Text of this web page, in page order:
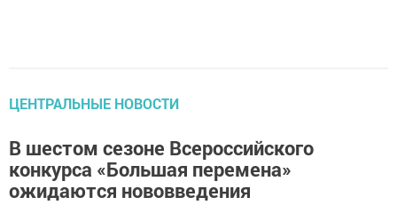
ЦЕНТРАЛЬНЫЕ НОВОСТИ
В шестом сезоне Всероссийского
конкурса «Большая перемена»
ожидаются нововведения